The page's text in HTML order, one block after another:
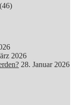
(46)
2026
28. Januar 2026